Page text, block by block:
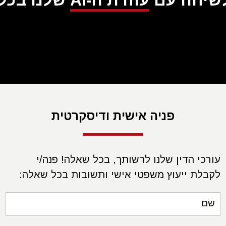
פניה אישית ודיסקרטית
עורכי הדין שלנו לרשותך, בכל שאלה! פנה/י
לקבלת ייעוץ משפטי אישי ותשובות בכל שאלה:
שם